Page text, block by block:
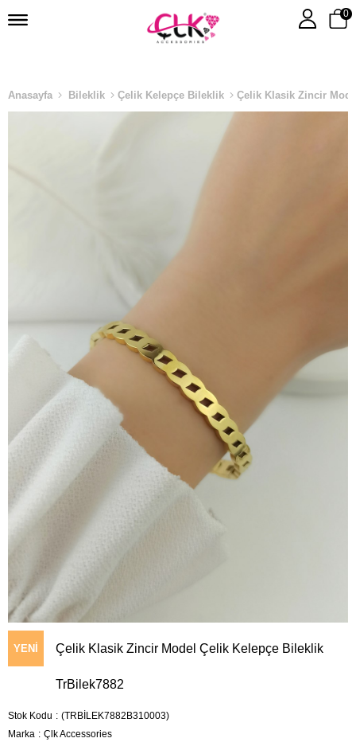
0
Anasayfa Bileklik Çelik Kelepçe Bileklik
YENI Çelik Klasik Zincir Model Çelik Kelepçe Bileklik
TrBilek7882
Stok Kodu
(TRBİLEK7882B310003)
Marka : Çlk Accessories